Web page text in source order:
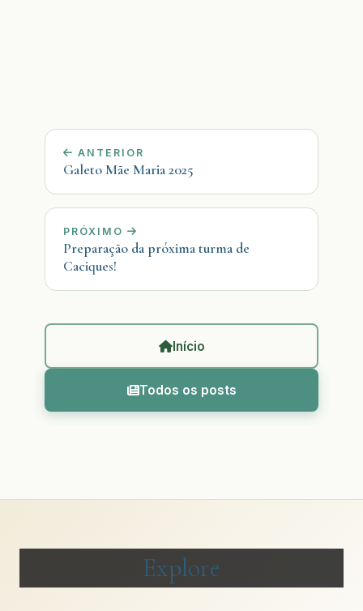
ANTERIOR
Galeto Mãe Maria 2025
PRÓXIMO
Preparação da próxima turma de
Caciques!
Início
Todos os posts
Explore